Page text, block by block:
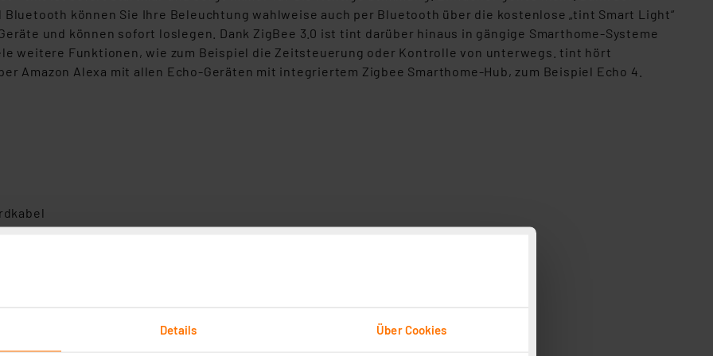
Details Über Cookies
können Sie Ihre Beleuchtung wahlweise auch per Bluetooth über die kostenlose „tint Smart Light“
und können sofort loslegen. Dank ZigBee 3.0 ist tint darüber hinaus in gängige Smarthome-Systeme
weitere Funktionen, wie zum Beispiel die Zeitsteuerung oder Kontrolle von unterwegs. tint hört
Amazon Alexa mit allen Echo-Geräten mit integriertem Zigbee Smarthome-Hub, zum Beispiel Echo 4.